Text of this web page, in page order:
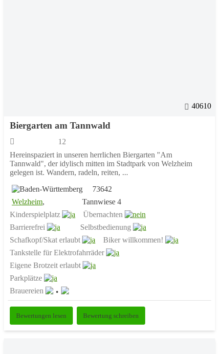
40610
Biergarten am Tannwald
12
Hereinspaziert in unseren herrlichen Biergarten "Am
Tannwald", der idylisch mitten im Stadtpark von Welzheim
gelegen ist. Wandern, radeln, reiten, ...
73642
Welzheim,
Tannwiese 4
Kinderspielplatz
Übernachten
Barrierefrei
Selbstbedienung
Schafkopf/Skat erlaubt
Biker willkommen!
Tankstelle für Elektrofahrräder
Eigene Brotzeit erlaubt
Parkplätze
Brauereien
Bewertungen lesen Bewertung schreiben